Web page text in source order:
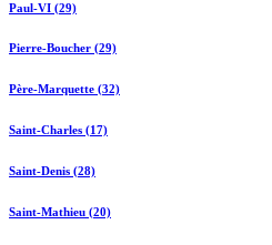
Paul-VI (29)
Pierre-Boucher (29)
Père-Marquette (32)
Saint-Charles (17)
Saint-Denis (28)
Saint-Mathieu (20)